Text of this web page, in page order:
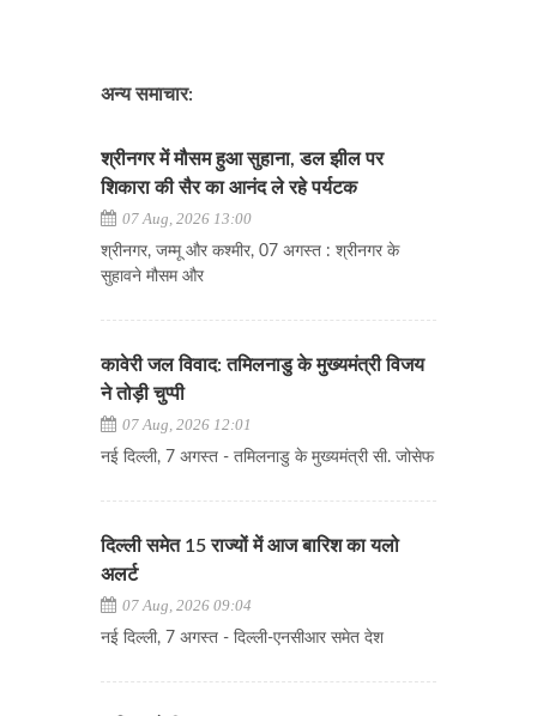
अन्य समाचार:
श्रीनगर में मौसम हुआ सुहाना, डल झील पर
शिकारा की सैर का आनंद ले रहे पर्यटक
07 Aug, 2026 13:00
श्रीनगर, जम्मू और कश्मीर, 07 अगस्त : श्रीनगर के
सुहावने मौसम और
कावेरी जल विवाद: तमिलनाडु के मुख्यमंत्री विजय
ने तोड़ी चुप्पी
07 Aug, 2026 12:01
नई दिल्ली, 7 अगस्त - तमिलनाडु के मुख्यमंत्री सी. जोसेफ
दिल्ली समेत 15 राज्यों में आज बारिश का यलो
अलर्ट
07 Aug, 2026 09:04
नई दिल्ली, 7 अगस्त - दिल्ली-एनसीआर समेत देश